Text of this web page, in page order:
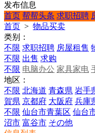
发布信息
首页 帮帮头条 求职招聘
首页 > 物品买卖
类别：
不限 求职招聘 房屋租售
不限 出售 求购
不限 电脑办公 家具家电
地区：
不限 北海道 青森県 岩手
賀県 京都府 大阪府 兵庫
不限 仙台市青葉区 仙台
沼市 富谷市 その他